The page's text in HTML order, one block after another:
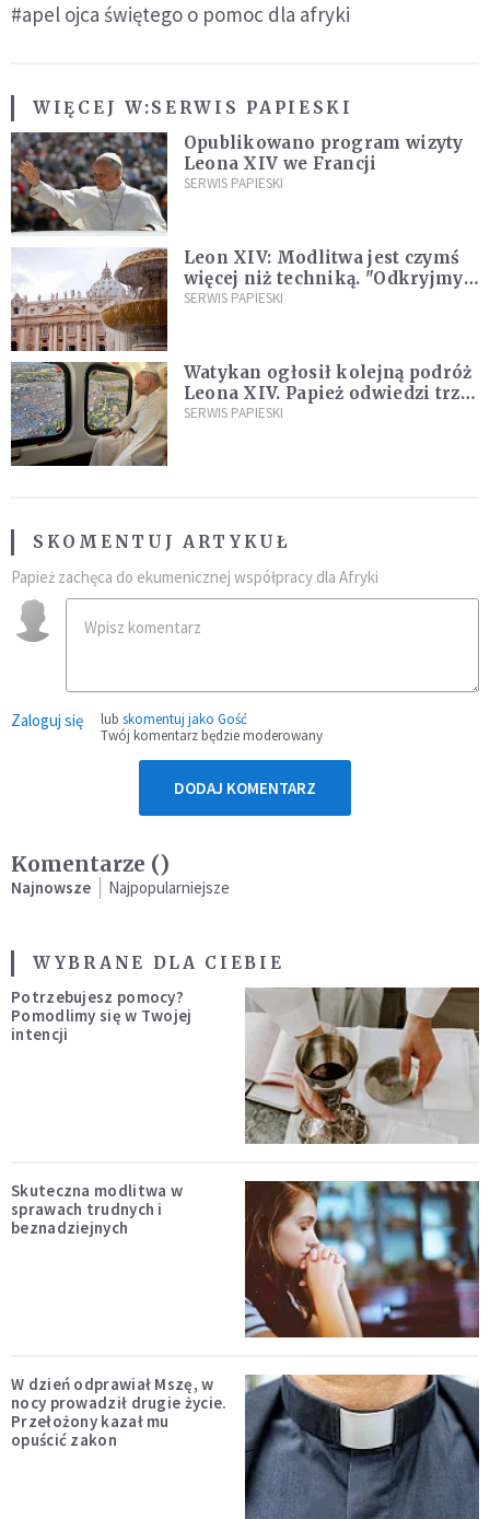
#apel ojca świętego o pomoc dla afryki
WIĘCEJ W:SERWIS PAPIESKI
Opublikowano program wizyty
Leona XIV we Francji
SERWIS PAPIESKI
Leon XIV: Modlitwa jest czymś
więcej niż techniką. "Odkryjmy
ją na nowo"
SERWIS PAPIESKI
Watykan ogłosił kolejną podróż
Leona XIV. Papież odwiedzi trzy
kraje Ameryki Południowej
SERWIS PAPIESKI
SKOMENTUJ ARTYKUŁ
Papież zachęca do ekumenicznej współpracy dla Afryki
Zaloguj się lub skomentuj jako Gość
Twój komentarz będzie moderowany
DODAJ KOMENTARZ
Komentarze ()
Najnowsze Najpopularniejsze
WYBRANE DLA CIEBIE
Potrzebujesz pomocy?
Pomodlimy się w Twojej
intencji
Skuteczna modlitwa w
sprawach trudnych i
beznadziejnych
W dzień odprawiał Mszę, w
nocy prowadził drugie życie.
Przełożony kazał mu
opuścić zakon